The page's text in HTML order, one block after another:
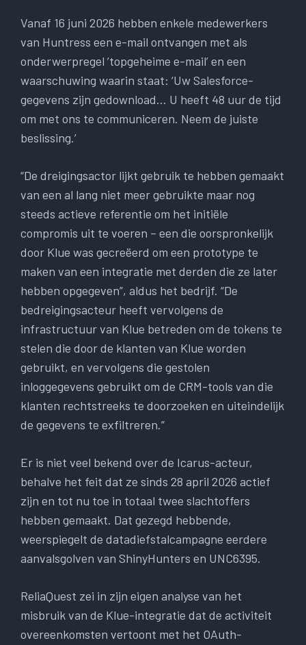
Vanaf 16 juni 2026 hebben enkele medewerkers
van Huntress een e-mail ontvangen met als
onderwerpregel ’topgeheime e-mail’ en een
waarschuwing waarin staat: ‘Uw Salesforce-
gegevens zijn gedownload… U heeft 48 uur de tijd
om met ons te communiceren. Neem de juiste
beslissing.’
“De dreigingsactor lijkt gebruik te hebben gemaakt
van een al lang niet meer gebruikte maar nog
steeds actieve referentie om het initiële
compromis uit te voeren – een die oorspronkelijk
door Klue was gecreëerd om een ​​prototype te
maken van een integratie met derden die ze later
hebben opgegeven”, aldus het bedrijf. “De
bedreigingsacteur heeft vervolgens de
infrastructuur van Klue betreden om de tokens te
stelen die door de klanten van Klue worden
gebruikt, en vervolgens die gestolen
inloggegevens gebruikt om de CRM-tools van die
klanten rechtstreeks te doorzoeken en uiteindelijk
de gegevens te exfiltreren.”
Er is niet veel bekend over de Icarus-acteur,
behalve het feit dat ze sinds 28 april 2026 actief
zijn en tot nu toe in totaal twee slachtoffers
hebben gemaakt. Dat gezegd hebbende,
weerspiegelt de datadiefstalcampagne eerdere
aanvalsgolven van ShinyHunters en UNC6395.
ReliaQuest zei in zijn eigen analyse van het
misbruik van de Klue-integratie dat de activiteit
overeenkomsten vertoont met het OAuth-